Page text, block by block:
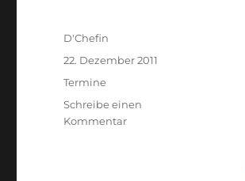
Autor
D'Chefin
Veröffentlicht
22. Dezember 2011
Kategorien
Termine
Schreibe einen
Kommentarzu